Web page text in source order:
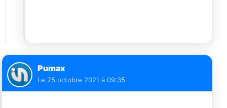
Pumax
Le 25 octobre 2021 à 09:35